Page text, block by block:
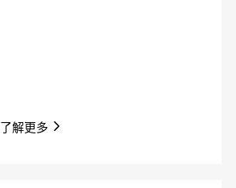
了解更多